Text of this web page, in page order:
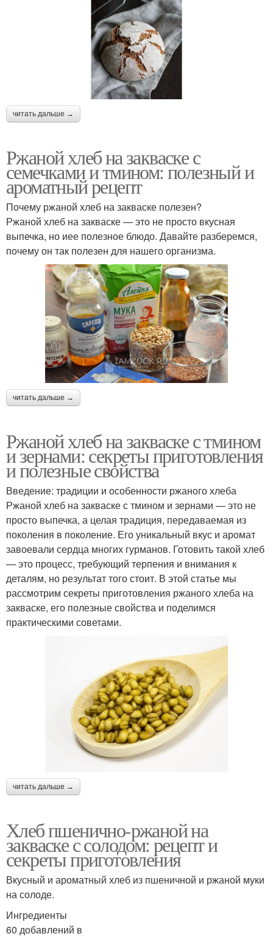
читать дальше →
Ржаной хлеб на закваске с
семечками и тмином: полезный и
ароматный рецепт
Почему ржаной хлеб на закваске полезен?
Ржаной хлеб на закваске — это не просто вкусная
выпечка, но иее полезное блюдо. Давайте разберемся,
почему он так полезен для нашего организма.
читать дальше →
Ржаной хлеб на закваске с тмином
и зернами: секреты приготовления
и полезные свойства
Введение: традиции и особенности ржаного хлеба
Ржаной хлеб на закваске с тмином и зернами — это не
просто выпечка, а целая традиция, передаваемая из
поколения в поколение. Его уникальный вкус и аромат
завоевали сердца многих гурманов. Готовить такой хлеб
— это процесс, требующий терпения и внимания к
деталям, но результат того стоит. В этой статье мы
рассмотрим секреты приготовления ржаного хлеба на
закваске, его полезные свойства и поделимся
практическими советами.
читать дальше →
Хлеб пшенично-ржаной на
закваске с солодом: рецепт и
секреты приготовления
Вкусный и ароматный хлеб из пшеничной и ржаной муки
на солоде.
Ингредиенты
60 добавлений в